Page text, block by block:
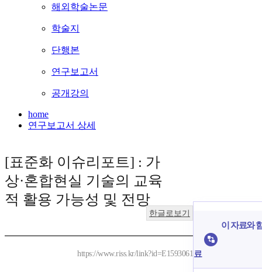
해외학술논문
학술지
단행본
연구보고서
공개강의
home
연구보고서 상세
[표준화 이슈리포트] : 가
상·혼합현실 기술의 교육
적 활용 가능성 및 전망
한글로보기
https://www.riss.kr/link?id=E1593061
이 자료와
료